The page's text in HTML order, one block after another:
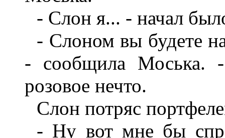
- Слон я... - начал
- Слоном вы будете
- сообщила Моська.
розовое нечто.
Слон потряс
- Ну вот мне бы